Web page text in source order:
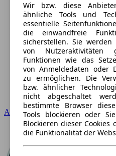
Audi
Wir bzw. diese
ähnliche Tools und
essentielle
die einwandfreie
sicherstellen. Sie
von Nutzeraktivitäten
Funktionen wie das
von Anmeldedaten oder
zu ermöglichen. Die
bzw. ähnlicher
nicht abgeschaltet
bestimmte Browser
Tools blockieren oder
Blockieren dieser Cookies
die Funktionalität der